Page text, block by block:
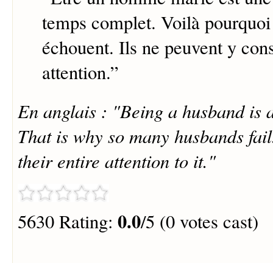
temps complet. Voilà
échouent. Ils ne peuvent y
attention.”
En anglais : "Being a husband is
That is why so many husbands
their entire attention to it."
5630 Rating: 0.0/5 (0 votes cast)